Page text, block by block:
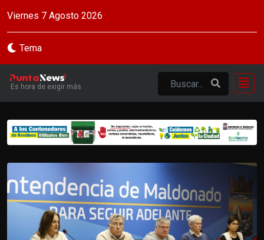
Viernes 7 Agosto 2026
Tema
Es hora de exigir más